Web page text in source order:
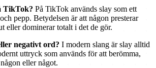
TikTok? På TikTok används slay som ett
pepp. Betydelsen är att någon presterar
eller dominerar totalt i det de gör.
negativt ord? I modern slang är slay alltid
uttryck som används för att berömma,
eller något.